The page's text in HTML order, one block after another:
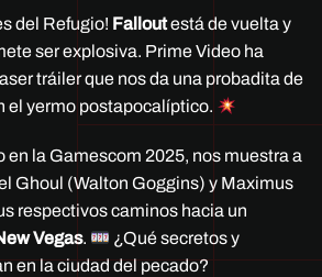
del Refugio! Falloutestá de vuelta y
ser explosiva. Prime Video ha
tráiler que nos da una probadita de
el yermo postapocalíptico.
en la Gamescom 2025, nos muestra a
Ghoul (Walton Goggins) y Maximus
respectivos caminos hacia un
Vegas.
¿Qué secretos y
en la ciudad del pecado?